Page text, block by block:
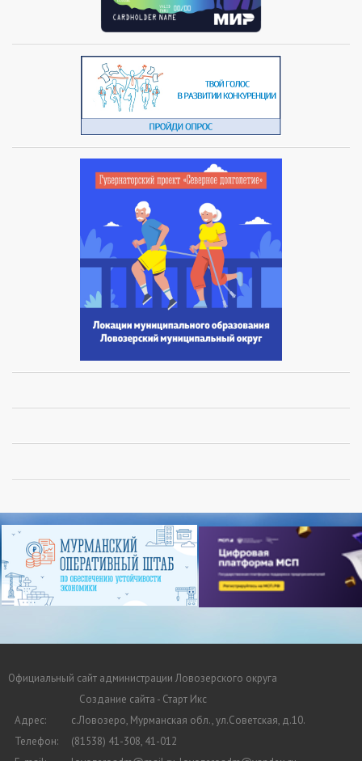
Официальный сайт администрации Ловозерского округа
Создание сайта - Старт Икс
Адрес:
с.Ловозеро, Мурманская обл., ул.Советская, д.10.
Телефон:
(81538) 41-308, 41-012